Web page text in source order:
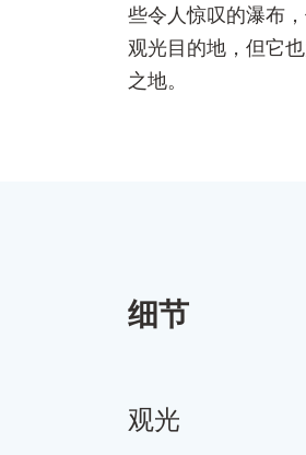
些令人惊叹的瀑布
观光目的地，但它
之地。
细节
观光